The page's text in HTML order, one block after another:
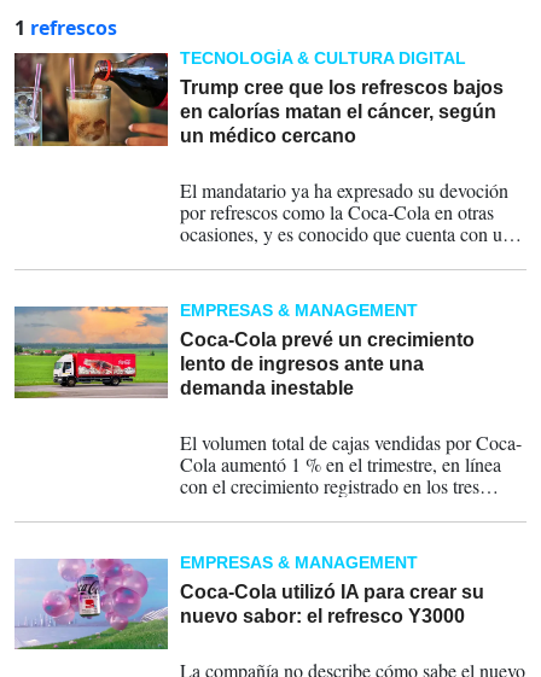
1 refrescos
TECNOLOGÍA & CULTURA DIGITAL
Trump cree que los refrescos bajos
en calorías matan el cáncer, según
un médico cercano
El mandatario ya ha expresado su devoción
por refrescos como la Coca-Cola en otras
ocasiones, y es conocido que cuenta con un
Oval para que se le suministre esta bebida,
que en su caso es la versión 'diet' o 'light'.
EMPRESAS & MANAGEMENT
Coca-Cola prevé un crecimiento
lento de ingresos ante una
demanda inestable
El volumen total de cajas vendidas por Coca-
Cola aumentó 1 % en el trimestre, en línea
con el crecimiento registrado en los tres
EMPRESAS & MANAGEMENT
Coca-Cola utilizó IA para crear su
nuevo sabor: el refresco Y3000
La compañía no describe cómo sabe el nuevo